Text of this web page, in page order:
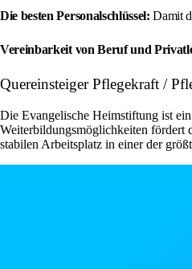
Die besten Personalschlüssel: Damit
Vereinbarkeit von Beruf und
Quereinsteiger Pflegekraft /
Die Evangelische Heimstiftung ist
Weiterbildungsmöglichkeiten fördert
stabilen Arbeitsplatz in einer der